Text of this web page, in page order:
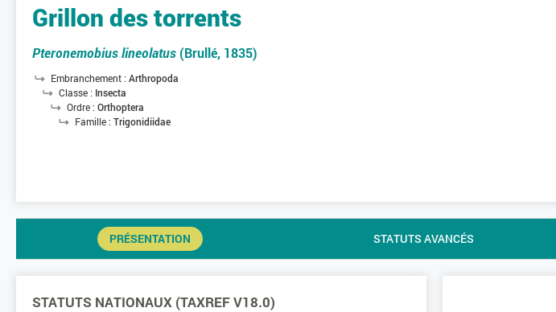
Grillon des torrents
Pteronemobius lineolatus (Brullé, 1835)
Embranchement : Arthropoda
Classe : Insecta
Ordre : Orthoptera
Famille : Trigonidiidae
PRÉSENTATION STATUTS AVANCÉS
STATUTS NATIONAUX (TAXREF V18.0)